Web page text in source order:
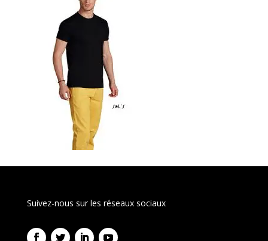
Suivez-nous sur les réseaux sociaux